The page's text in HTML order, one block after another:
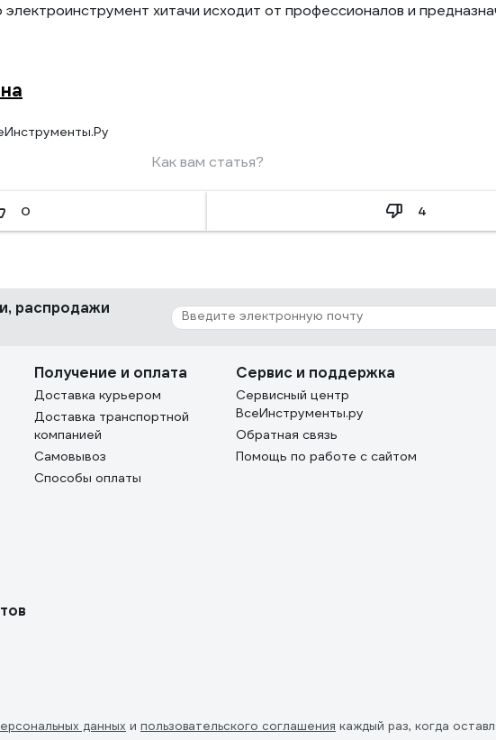
хитачи исходит от профессионалов и
Как вам статья?
0 4
распродажи
Получение и оплата
Доставка курьером
Доставка транспортной
компанией
Самовывоз
Способы оплаты
Сервис и поддержка
Сервисный центр
ВсеИнструменты.ру
Обратная связь
Помощь по работе с сайтом
данных и пользовательского соглашения каждый раз, когда